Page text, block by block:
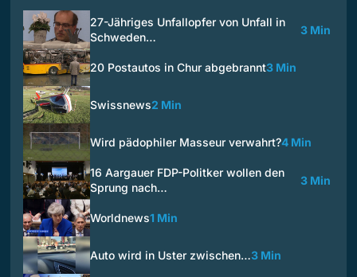
27-Jähriges Unfallopfer von Unfall in
Schweden…
3 Min
20 Postautos in Chur abgebrannt3 Min
Swissnews2 Min
Wird pädophiler Masseur verwahrt?4 Min
16 Aargauer FDP-Politker wollen den
Sprung nach…
3 Min
Worldnews1 Min
Auto wird in Uster zwischen…3 Min